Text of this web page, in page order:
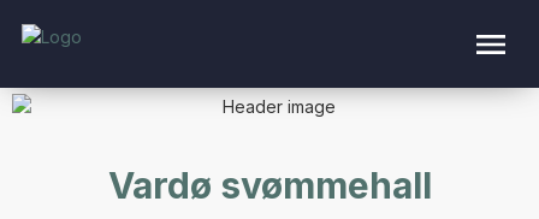
Vardø svømmehall